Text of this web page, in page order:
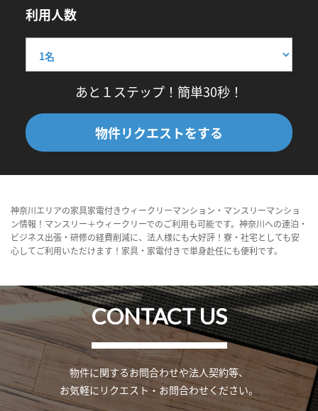
利用人数
あと１ステップ！簡単30秒！
物件リクエストをする
神奈川エリアの家具家電付きウィークリーマンション・マンスリーマンショ
ン情報！マンスリー＋ウィークリーでのご利用も可能です。神奈川への連泊・
ビジネス出張・研修の経費削減に、法人様にも大好評！寮・社宅としても安
心してご利用いただけます！家具・家電付きで単身赴任にも便利です。
CONTACT US
物件に関するお問合わせや法人契約等、
お気軽にリクエスト・お問合わせください。